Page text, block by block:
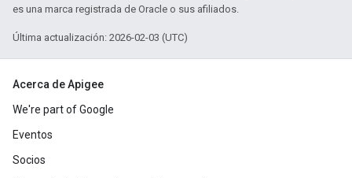
es una marca registrada de Oracle o sus afiliados.
Última actualización: 2026-02-03 (UTC)
Acerca de Apigee
We're part of Google
Eventos
Socios